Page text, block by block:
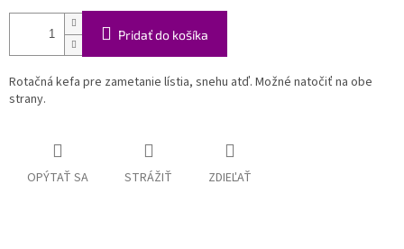
Pridať do košíka
Rotačná kefa pre zametanie lístia, snehu atď. Možné natočiť na obe
strany.
OPÝTAŤ SA STRÁŽIŤ ZDIEĽAŤ